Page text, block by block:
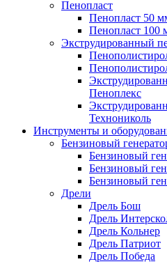
Пенопласт
Пенопласт 50
Пенопласт 100
Экструдированный
Пеноплекс
Технониколь
Инструменты и
Бензиновый
Бензиновый
Бензиновый
Бензиновый
Дрели
Дрель Бош
Дрель
Дрель Кольнер
Дрель Патриот
Дрель Победа